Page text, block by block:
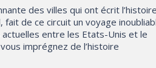
des villes qui ont écrit
fait de ce circuit un voyage
entre les Etats-Unis et le
imprégnez de l’histoire